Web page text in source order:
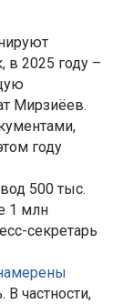
в 2025 году –
Мирзиёев.
году
500 тыс.
1 млн
секретарь
В частности,